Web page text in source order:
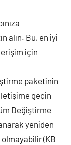
alın. Bu, en iyi
için
paketinin
geçin
Değiştirme
yeniden
olmayabilir (KB